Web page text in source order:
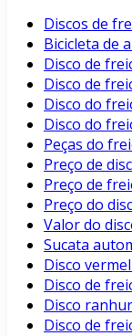
Discos de
Bicicleta de
Disco de
Disco de
Disco do
Disco do
Peças do
Preço de
Preço de
Preço do
Valor do
Sucata
Disco
Disco de
Disco
Disco de